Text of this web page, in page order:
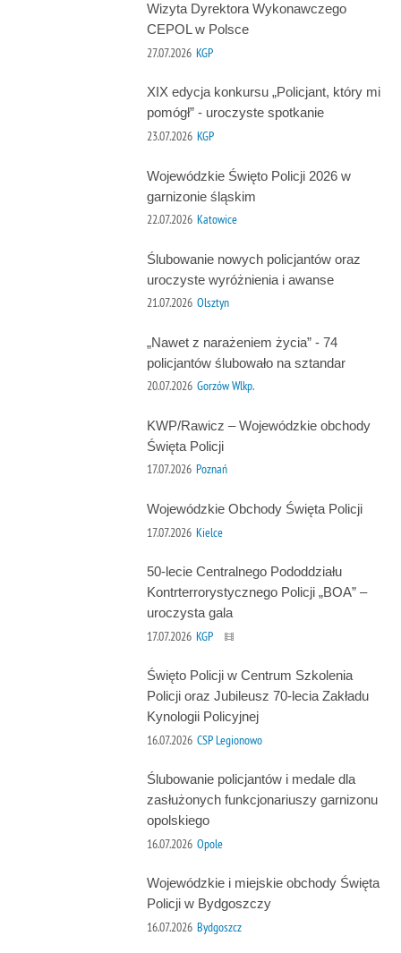
Wizyta Dyrektora Wykonawczego
CEPOL w Polsce
27.07.2026 KGP
XIX edycja konkursu „Policjant, który mi
pomógł” - uroczyste spotkanie
23.07.2026 KGP
Wojewódzkie Święto Policji 2026 w
garnizonie śląskim
22.07.2026 Katowice
Ślubowanie nowych policjantów oraz
uroczyste wyróżnienia i awanse
21.07.2026 Olsztyn
„Nawet z narażeniem życia” - 74
policjantów ślubowało na sztandar
20.07.2026 Gorzów Wlkp.
KWP/Rawicz – Wojewódzkie obchody
Święta Policji
17.07.2026 Poznań
Wojewódzkie Obchody Święta Policji
17.07.2026 Kielce
50-lecie Centralnego Pododdziału
Kontrterrorystycznego Policji „BOA” –
uroczysta gala
17.07.2026 KGP
Święto Policji w Centrum Szkolenia
Policji oraz Jubileusz 70-lecia Zakładu
Kynologii Policyjnej
16.07.2026 CSP Legionowo
Ślubowanie policjantów i medale dla
zasłużonych funkcjonariuszy garnizonu
opolskiego
16.07.2026 Opole
Wojewódzkie i miejskie obchody Święta
Policji w Bydgoszczy
16.07.2026 Bydgoszcz